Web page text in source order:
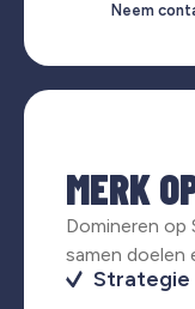
Neem
MERK
Domineren op
samen doelen
Strategie